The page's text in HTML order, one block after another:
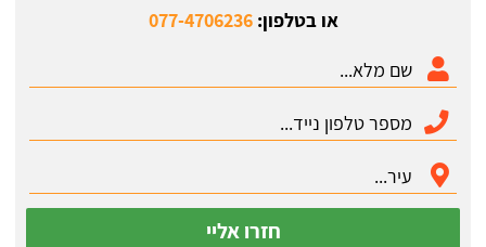
או בטלפון:077-4706236
חזרו אליי